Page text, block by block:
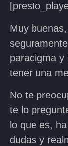
Muy
paradigma y
tener una
No te
te lo
lo que es,
dudas y